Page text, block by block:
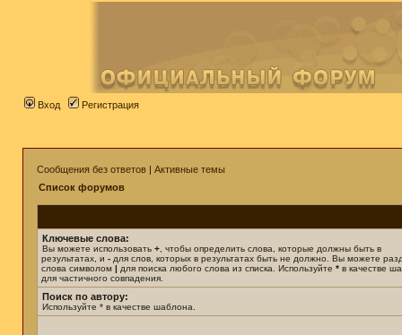
Вход Регистрация
Сообщения без ответов | Активные темы
Список форумов
Ключевые слова:
Вы можете использовать + , чтобы определить слова, которые должны быть в
результатах, и - для слов, которых в результатах быть не должно. Вы можете
слова символом | для поиска любого слова из списка. Используйте * в качестве
для частичного совпадения.
Поиск по автору:
Используйте * в качестве шаблона.